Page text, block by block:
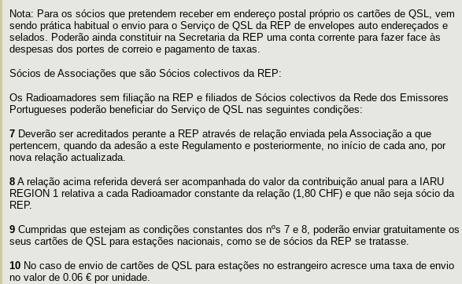
Nota: Para os sócios que pretendem receber em endereço postal próprio os cartões de QSL, vem
sendo prática habitual o envio para o Serviço de QSL da REP de envelopes auto endereçados e
selados. Poderão ainda constituir na Secretaria da REP uma conta corrente para fazer face às
despesas dos portes de correio e pagamento de taxas.
Sócios de Associações que são Sócios colectivos da REP:
Os Radioamadores sem filiação na REP e filiados de Sócios colectivos da Rede dos Emissores
Portugueses poderão beneficiar do Serviço de QSL nas seguintes condições:
7 Deverão ser acreditados perante a REP através de relação enviada pela Associação a que
pertencem, quando da adesão a este Regulamento e posteriormente, no início de cada ano, por
nova relação actualizada.
8 A relação acima referida deverá ser acompanhada do valor da contribuição anual para a IARU
REGION 1 relativa a cada Radioamador constante da relação (1,80 CHF) e que não seja sócio da
REP.
9 Cumpridas que estejam as condições constantes dos nºs 7 e 8, poderão enviar gratuitamente os
seus cartões de QSL para estações nacionais, como se de sócios da REP se tratasse.
10 No caso de envio de cartões de QSL para estações no estrangeiro acresce uma taxa de envio
no valor de 0.06 € por unidade.